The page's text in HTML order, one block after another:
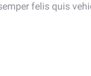
felis quis